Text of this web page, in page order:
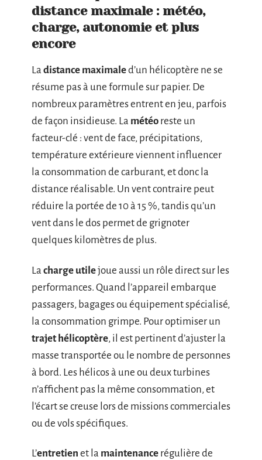
distance maximale : météo,
charge, autonomie et plus
encore
La distance maximaled’un hélicoptère ne se
résume pas à une formule sur papier. De
nombreux paramètres entrent en jeu, parfois
de façon insidieuse. La météo reste un
facteur-clé : vent de face, précipitations,
température extérieure viennent influencer
la consommation de carburant, et donc la
distance réalisable. Un vent contraire peut
réduire la portée de 10 à 15 %, tandis qu’un
vent dans le dos permet de grignoter
quelques kilomètres de plus.
La charge utilejoue aussi un rôle direct sur les
performances. Quand l’appareil embarque
passagers, bagages ou équipement spécialisé,
la consommation grimpe. Pour optimiser un
trajet hélicoptère, il est pertinent d’ajuster la
masse transportée ou le nombre de personnes
à bord. Les hélicos à une ou deux turbines
n’affichent pas la même consommation, et
l’écart se creuse lors de missions commerciales
ou de vols spécifiques.
L’entretien et la maintenance régulière de